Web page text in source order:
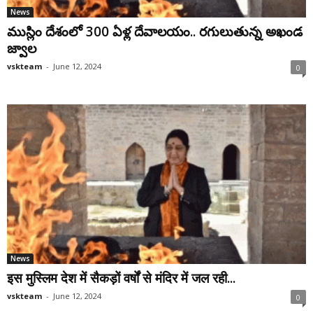
News
ముస్లిం దేశంలో 300 ఏళ్ల దేవాలయం.. రగులుతున్న అఖండ
జ్వాల
vskteam - June 12, 2024 0
News
इस मुस्लिम देश में सैकड़ों वर्षों से मंदिर में जल रही...
vskteam - June 12, 2024 0